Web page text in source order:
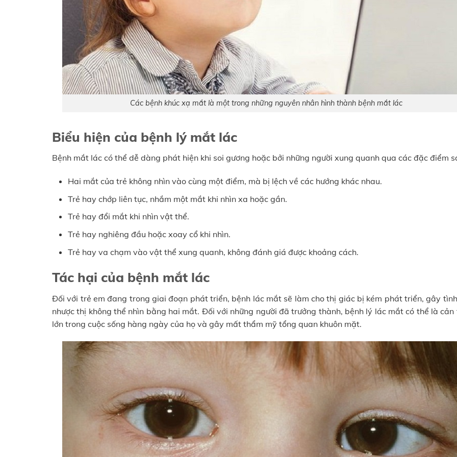
Các bệnh khúc xạ mắt là một trong những nguyên nhân hình thành bệnh mắt lác
Biểu hiện của bệnh lý mắt lác
Bệnh mắt lác có thể dễ dàng phát hiện khi soi gương hoặc bởi những người xung quanh qua các đặc điểm
Hai mắt của trẻ không nhìn vào cùng một điểm, mà bị lệch về các hướng khác nhau.
Trẻ hay chớp liên tục, nhắm một mắt khi nhìn xa hoặc gần.
Trẻ hay đổi mắt khi nhìn vật thể.
Trẻ hay nghiêng đầu hoặc xoay cổ khi nhìn.
Trẻ hay va chạm vào vật thể xung quanh, không đánh giá được khoảng cách.
Tác hại của bệnh mắt lác
Đối với trẻ em đang trong giai đoạn phát triển, bệnh lác mắt sẽ làm cho thị giác bị kém phát triển, gây
nhược thị không thể nhìn bằng hai mắt. Đối với những người đã trưởng thành, bệnh lý lác mắt có thể là
lớn trong cuộc sống hàng ngày của họ và gây mất thẩm mỹ tổng quan khuôn mặt.